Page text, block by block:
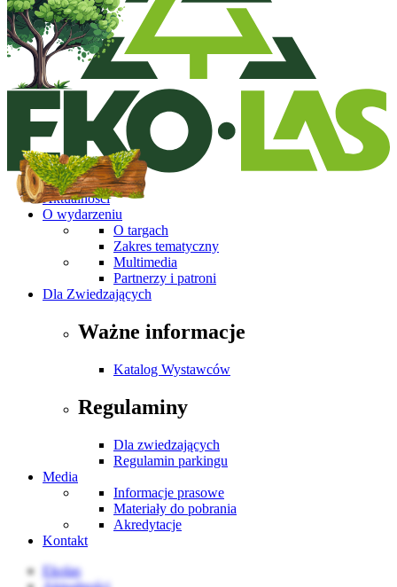
Aktualności
O wydarzeniu
O targach
Zakres tematyczny
Multimedia
Partnerzy i patroni
Dla Zwiedzających
Ważne informacje
Katalog Wystawców
Regulaminy
Dla zwiedzających
Regulamin parkingu
Media
Informacje prasowe
Materiały do pobrania
Akredytacje
Kontakt
Ekolas